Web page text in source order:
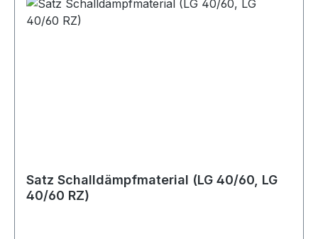
Satz Schalldämpfmaterial (LG 40/60, LG
40/60 RZ)